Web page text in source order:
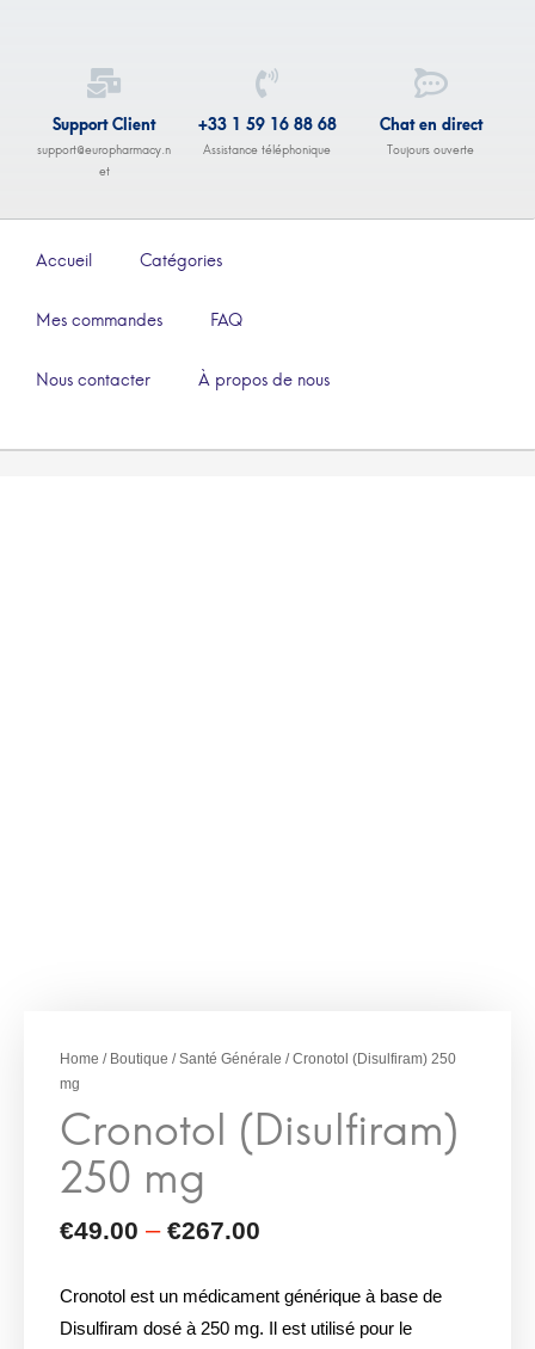
Support Client
support@europharmacy.n
et
+33 1 59 16 88 68
Assistance téléphonique
Chat en direct
Toujours ouverte
Accueil Catégories
Mes commandes FAQ
Nous contacter À propos de nous
Home / Boutique /Santé Générale / Cronotol (Disulfiram) 250
mg
Cronotol est un médicament générique à base de
Disulfiram dosé à 250 mg. Il est utilisé pour le